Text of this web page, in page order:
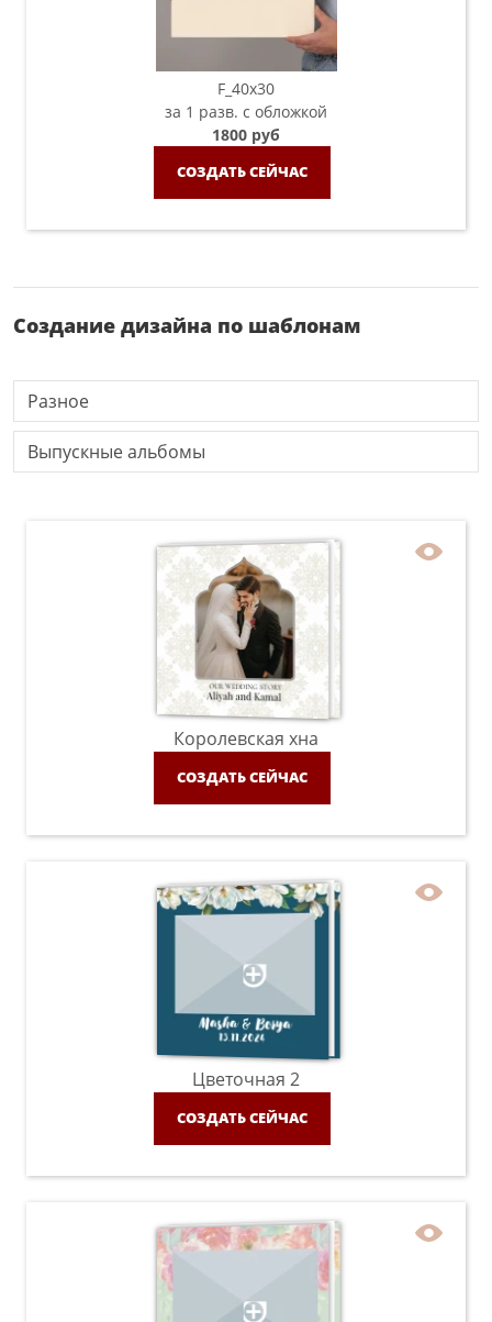
F_40x30
за 1 разв. с обложкой
1800 руб
СОЗДАТЬ СЕЙЧАС
Создание дизайна по шаблонам
Разное
Выпускные альбомы
Королевская хна
СОЗДАТЬ СЕЙЧАС
Цветочная 2
СОЗДАТЬ СЕЙЧАС